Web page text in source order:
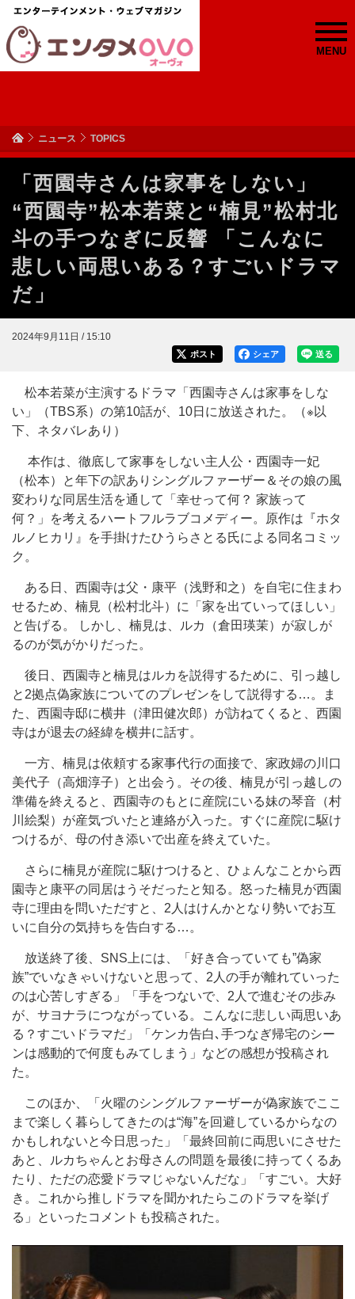
MENU
ニュース TOPICS
「西園寺さんは家事をしない」
“西園寺”松本若菜と“楠見”松村北
斗の手つなぎに反響 「こんなに
悲しい両思いある？すごいドラマ
だ」
2024年9月11日 / 15:10
送る
シェア
ポスト
松本若菜が主演するドラマ「西園寺さんは家事をしな
い」（TBS系）の第10話が、10日に放送された。（※以
下、ネタバレあり）
本作は、徹底して家事をしない主人公・西園寺一妃
（松本）と年下の訳ありシングルファーザー＆その娘の風
変わりな同居生活を通して「幸せって何？ 家族って
何？」を考えるハートフルラブコメディー。原作は『ホタ
ルノヒカリ』を手掛けたひうらさとる氏による同名コミッ
ク。
ある日、西園寺は父・康平（浅野和之）を自宅に住まわ
せるため、楠見（松村北斗）に「家を出ていってほしい」
と告げる。 しかし、楠見は、ルカ（倉田瑛茉）が寂しが
るのが気がかりだった。
後日、西園寺と楠見はルカを説得するために、引っ越し
と2拠点偽家族についてのプレゼンをして説得する…。ま
た、西園寺邸に横井（津田健次郎）が訪ねてくると、西園
寺はが退去の経緯を横井に話す。
一方、楠見は依頼する家事代行の面接で、家政婦の川口
美代子（高畑淳子）と出会う。その後、楠見が引っ越しの
準備を終えると、西園寺のもとに産院にいる妹の琴音（村
川絵梨）が産気づいたと連絡が入った。すぐに産院に駆け
つけるが、母の付き添いで出産を終えていた。
さらに楠見が産院に駆けつけると、ひょんなことから西
園寺と康平の同居はうそだったと知る。怒った楠見が西園
寺に理由を問いただすと、2人はけんかとなり勢いでお互
いに自分の気持ちを告白する…。
放送終了後、SNS上には、「好き合っていても”偽家
族”でいなきゃいけないと思って、2人の手が離れていった
のは心苦しすぎる」「手をつないで、2人で進むその歩み
が、サヨナラにつながっている。こんなに悲しい両思いあ
る？すごいドラマだ」「ケンカ告白､手つなぎ帰宅のシー
ンは感動的で何度もみてしまう」などの感想が投稿され
た。
このほか、「火曜のシングルファーザーが偽家族でここ
まで楽しく暮らしてきたのは“海”を回避しているからなの
かもしれないと今日思った」「最終回前に両思いにさせた
あと、ルカちゃんとお母さんの問題を最後に持ってくるあ
たり、ただの恋愛ドラマじゃないんだな」「すごい。大好
き。これから推しドラマを聞かれたらこのドラマを挙げ
る」といったコメントも投稿された。